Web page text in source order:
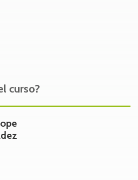
financieros, Contadores y
de prevención.
Taller
curso?